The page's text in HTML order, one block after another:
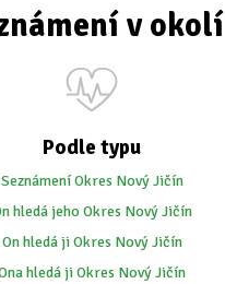
v okolí
Podle typu
Seznámení Okres Nový Jičín
hledá jeho Okres Nový Jičín
On hledá ji Okres Nový Jičín
hledá ji Okres Nový Jičín